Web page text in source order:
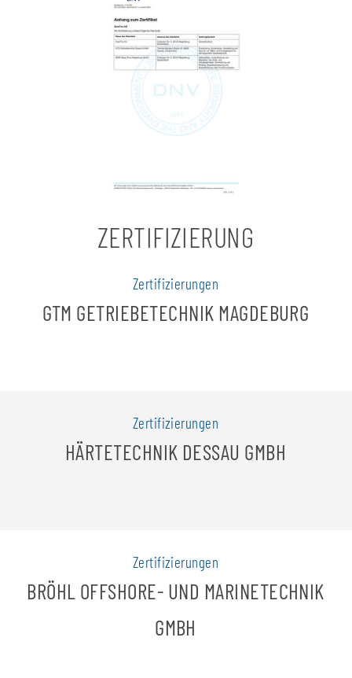
ZERTIFIZIERUNG
GTM GETRIEBETECHNIK MAGDEBURG
Zertifizierungen
HÄRTETECHNIK DESSAU GMBH
Zertifizierungen
BRÖHL OFFSHORE- UND MARINETECHNIK
GMBH
Zertifizierungen